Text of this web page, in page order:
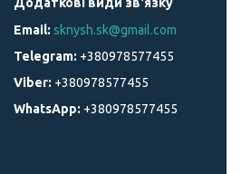
sknysh.sk@gmail.com
+380978577455
+380978577455
+380978577455